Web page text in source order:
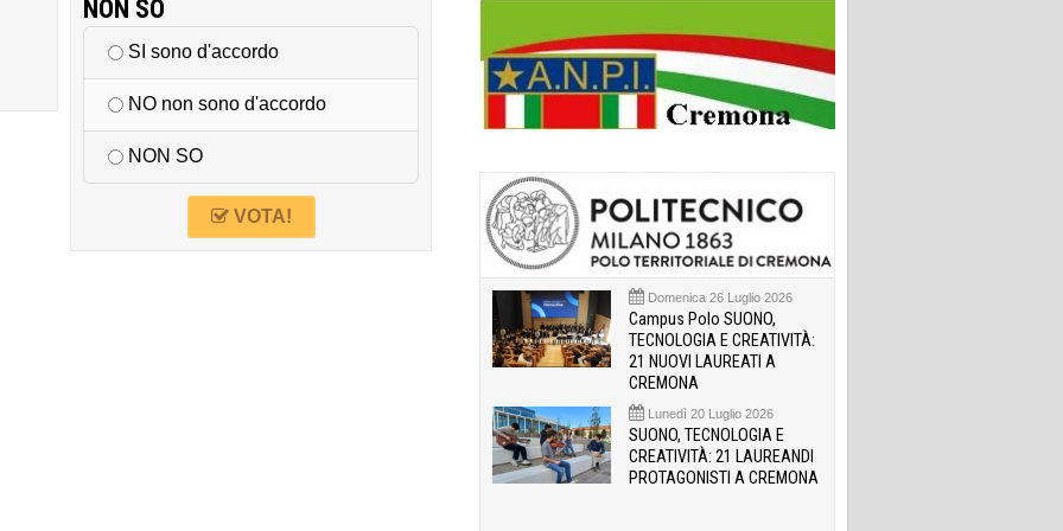
NON SO
SI sono d'accordo
NO non sono d'accordo
NON SO
VOTA!
Domenica 26 Luglio 2026
Campus Polo SUONO,
TECNOLOGIA E CREATIVITÀ:
21 NUOVI LAUREATI A
CREMONA
Lunedì 20 Luglio 2026
SUONO, TECNOLOGIA E
CREATIVITÀ: 21 LAUREANDI
PROTAGONISTI A CREMONA